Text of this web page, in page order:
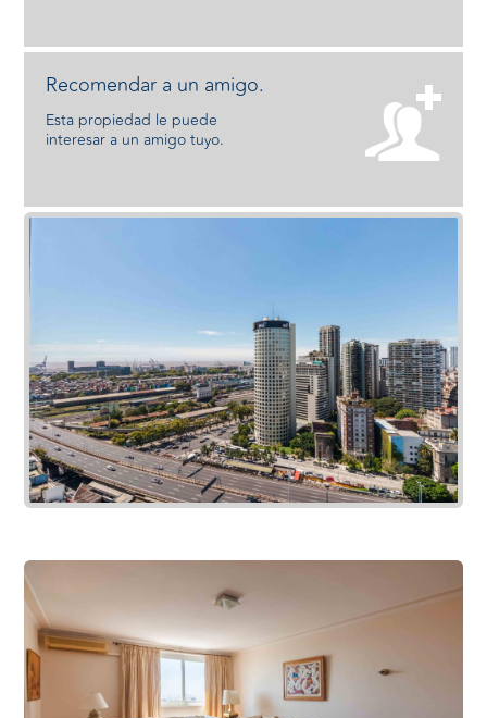
Recomendar a un amigo.
Esta propiedad le puede
interesar a un amigo tuyo.